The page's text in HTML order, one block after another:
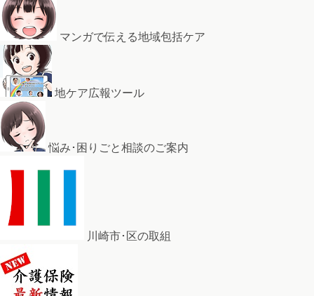
マンガで伝える地域包括ケア
地ケア広報ツール
悩み･困りごと相談のご案内
川崎市･区の取組